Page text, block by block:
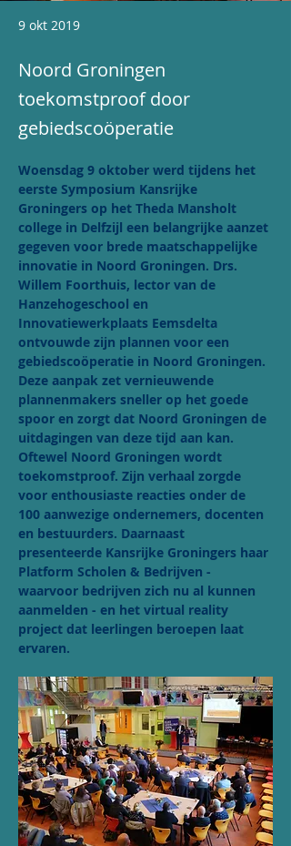
9 okt 2019
Noord Groningen
toekomstproof door
gebiedscoöperatie
Woensdag 9 oktober werd tijdens het
eerste Symposium Kansrijke
Groningers op het Theda Mansholt
college in Delfzijl een belangrijke aanzet
gegeven voor brede maatschappelijke
innovatie in Noord Groningen. Drs.
Willem Foorthuis, lector van de
Hanzehogeschool en
Innovatiewerkplaats Eemsdelta
ontvouwde zijn plannen voor een
gebiedscoöperatie in Noord Groningen.
Deze aanpak zet vernieuwende
plannenmakers sneller op het goede
spoor en zorgt dat Noord Groningen de
uitdagingen van deze tijd aan kan.
Oftewel Noord Groningen wordt
toekomstproof. Zijn verhaal zorgde
voor enthousiaste reacties onder de
100 aanwezige ondernemers, docenten
en bestuurders. Daarnaast
presenteerde Kansrijke Groningers haar
Platform Scholen & Bedrijven -
waarvoor bedrijven zich nu al kunnen
aanmelden - en het virtual reality
project dat leerlingen beroepen laat
ervaren.